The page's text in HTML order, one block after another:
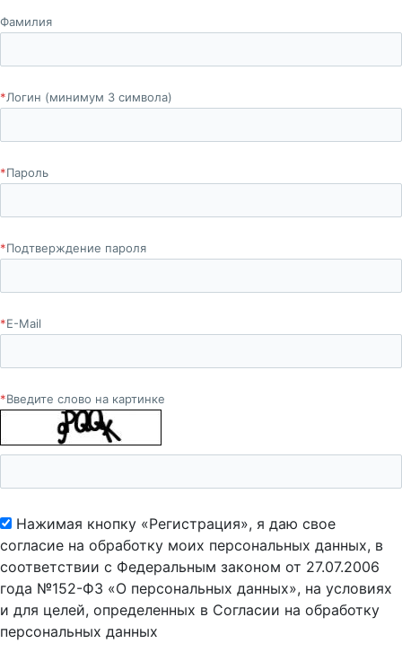
Фамилия
*Логин (минимум 3 символа)
*Пароль
*Подтверждение пароля
*E-Mail
*Введите слово на картинке
Нажимая кнопку «Регистрация», я даю свое
согласие на обработку моих персональных данных, в
соответствии с Федеральным законом от 27.07.2006
года №152-ФЗ «О персональных данных», на условиях
и для целей, определенных в Согласии на обработку
персональных данных